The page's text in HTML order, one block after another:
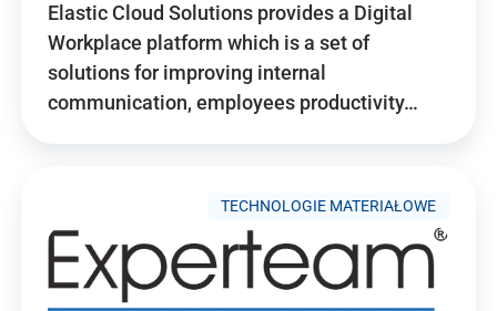
Elastic Cloud Solutions provides a Digital
Workplace platform which is a set of
solutions for improving internal
communication, employees productivity…
TECHNOLOGIE MATERIAŁOWE